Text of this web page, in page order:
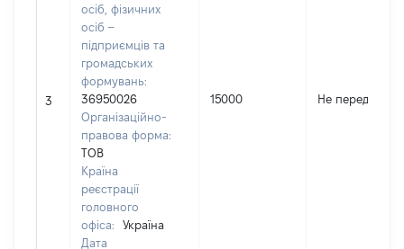
3
осіб, фізичних
осіб –
підприємців та
громадських
формувань:
36950026
Організаційно-
правова форма:
ТОВ
Країна
реєстрації
головного
офіса:
Україна
Дата
15000 Не передано